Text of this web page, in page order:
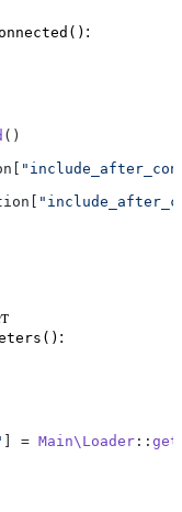
:
(
:
] = Main\Loader ::